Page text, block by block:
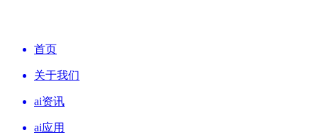
首页
关于我们
ai资讯
ai应用